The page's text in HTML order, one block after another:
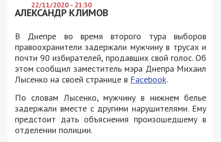
22/11/2020 - 21:30
АЛЕКСАНДР КЛИМОВ
В Днепре во время второго тура выборов
правоохранители задержали мужчину в трусах и
почти 90 избирателей, продавших свой голос. Об
этом сообщил заместитель мэра Днепра Михаил
Лысенко на своей странице в Facebook.
По словам Лысенко, мужчину в нижнем белье
задержали вместе с другими нарушителями. Ему
предстоит дать объяснения произошедшему в
отделении полиции.